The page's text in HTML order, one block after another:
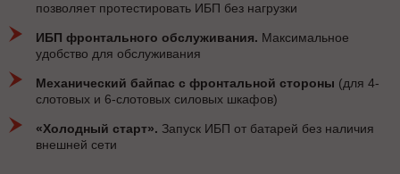
позволяет протестировать ИБП без нагрузки
ИБП фронтального обслуживания. Максимальное
удобство для обслуживания
Механический байпас с фронтальной стороны (для 4-
слотовых и 6-слотовых силовых шкафов)
«Холодный старт». Запуск ИБП от батарей без наличия
внешней сети